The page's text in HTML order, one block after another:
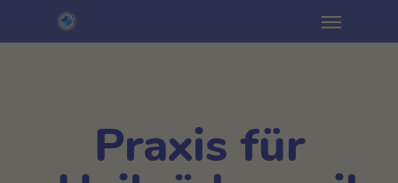
to
Menu
Praxis für